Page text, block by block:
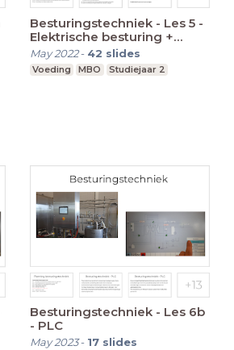
Besturingstechniek - Les 5 -
Elektrische besturing +
Combinaties
May 2022- 42 slides
Voeding MBO Studiejaar 2
Besturingstechniek - Les 6b
- PLC
May 2023- 17 slides